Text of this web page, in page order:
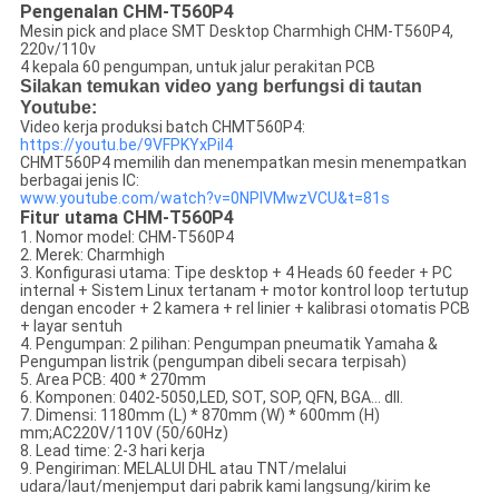
Pengenalan CHM-T560P4
Mesin pick and place SMT Desktop Charmhigh CHM-T560P4,
220v/110v
4 kepala 60 pengumpan, untuk jalur perakitan PCB
Silakan temukan video yang berfungsi di tautan
Youtube:
Video kerja produksi batch CHMT560P4:
https://youtu.be/9VFPKYxPil4
CHMT560P4 memilih dan menempatkan mesin menempatkan
berbagai jenis IC:
www.youtube.com/watch?v=0NPlVMwzVCU&t=81s
Fitur utama CHM-T560P4
1. Nomor model: CHM-T560P4
2. Merek: Charmhigh
3. Konfigurasi utama: Tipe desktop + 4 Heads 60 feeder + PC
internal + Sistem Linux tertanam + motor kontrol loop tertutup
dengan encoder + 2 kamera + rel linier + kalibrasi otomatis PCB
+ layar sentuh
4. Pengumpan: 2 pilihan: Pengumpan pneumatik Yamaha &
Pengumpan listrik (pengumpan dibeli secara terpisah)
5. Area PCB: 400 * 270mm
6. Komponen: 0402-5050,LED, SOT, SOP, QFN, BGA... dll.
7. Dimensi: 1180mm (L) * 870mm (W) * 600mm (H)
mm;AC220V/110V (50/60Hz)
8. Lead time: 2-3 hari kerja
9. Pengiriman: MELALUI DHL atau TNT/melalui
udara/laut/menjemput dari pabrik kami langsung/kirim ke